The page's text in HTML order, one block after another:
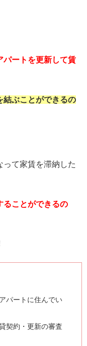
パートを更新して賃
結ぶことができるの
って家賃を滞納した
ることができるの
パートに住んでい
契約・更新の審査